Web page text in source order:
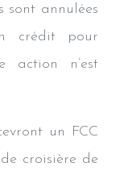
sont annulées
crédit pour
action n’est
un FCC
croisière de